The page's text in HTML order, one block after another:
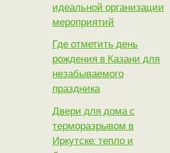
идеальной организации
мероприятий
Где отметить день
рождения в Казани для
незабываемого
праздника
Двери для дома с
терморазрывом в
Иркутске: тепло и